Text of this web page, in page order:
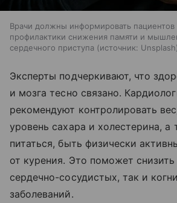
Врачи должны информировать
профилактики снижения памяти и
сердечного приступа
источник: Unsplash
Эксперты подчеркивают, что
и мозга тесно связано.
рекомендуют контролировать
уровень сахара и холестерина, а
питаться, быть физически
от курения. Это поможет
сердечно-сосудистых, так и
заболеваний.